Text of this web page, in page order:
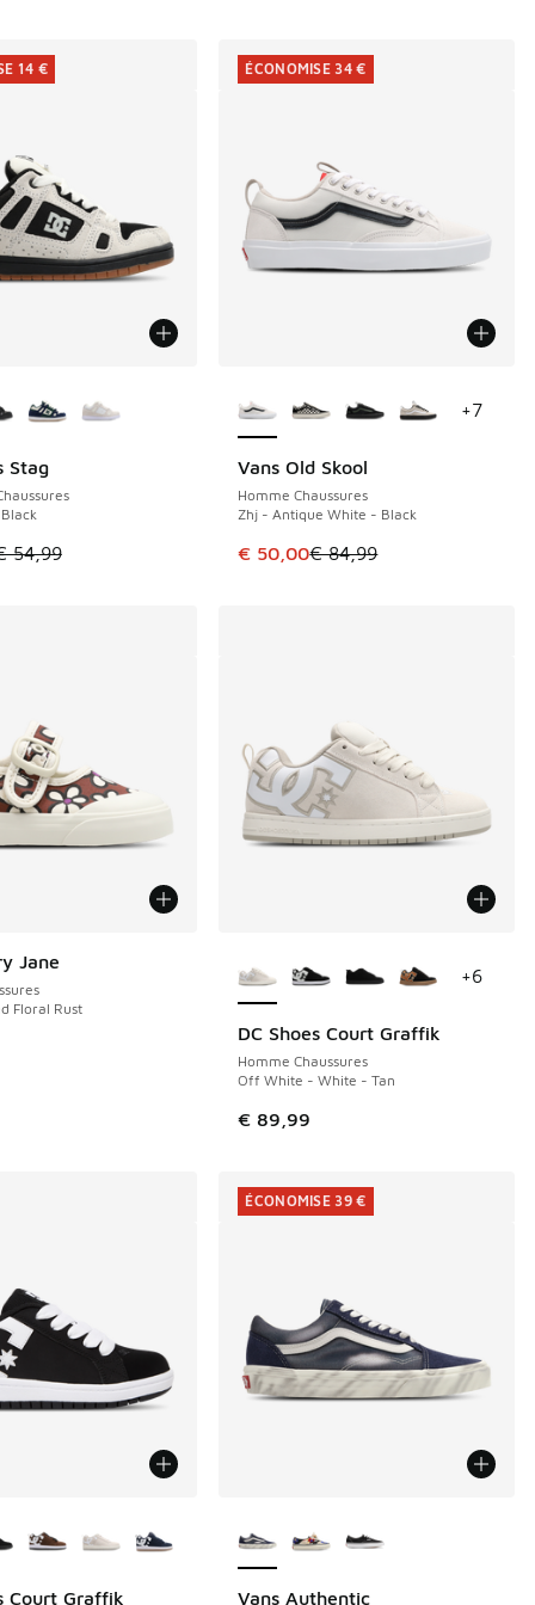
€ 59,99 à € 45,00
Stag
est en promotion. Prix en baisse de € 54,99 à € 40,00
54,99
14 €
14 €
Vans Old Skool
Homme Chaussures
Zhj - Antique White - Black
Cet article est en promotion.
€ 50,00€ 84,99
ÉCONOMISE 34 €
+7
ÉCONOMISE 34 €
€ 84,99 à € 50,00
Jane
Floral Rust
DC Shoes Court Graffik
Homme Chaussures
Off White - White - Tan
€ 89,99
+6
Court Graffik Vans Authentic
ÉCONOMISE 39 €